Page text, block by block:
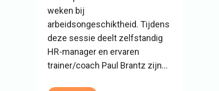
weken bij
arbeidsongeschiktheid. Tijdens
deze sessie deelt zelfstandig
HR-manager en ervaren
trainer/coach Paul Brantz zijn...